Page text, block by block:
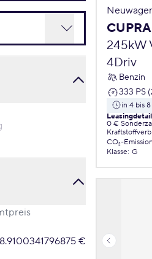
€
245kW
4Driv
Benzin
333 PS
in 4 bis
0 €
CO₂-
Klasse: G